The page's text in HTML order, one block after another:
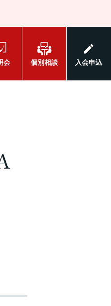
会 個別相談 入会申込